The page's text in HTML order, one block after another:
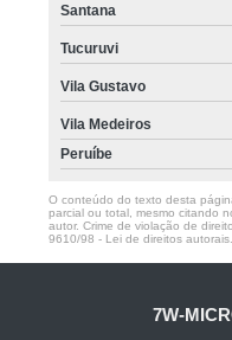
Santana
Tucuruvi
Vila Gustavo
Vila Medeiros
Peruíbe
O conteúdo do texto desta
parcial ou total, mesmo citando
autor. Crime de violação de
9610/98 - Lei de direitos autorais
7W-